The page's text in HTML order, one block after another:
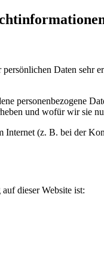
Daten sehr
personenbezogene
und wofür wir sie
Internet (z. B. bei der
dieser Website ist: